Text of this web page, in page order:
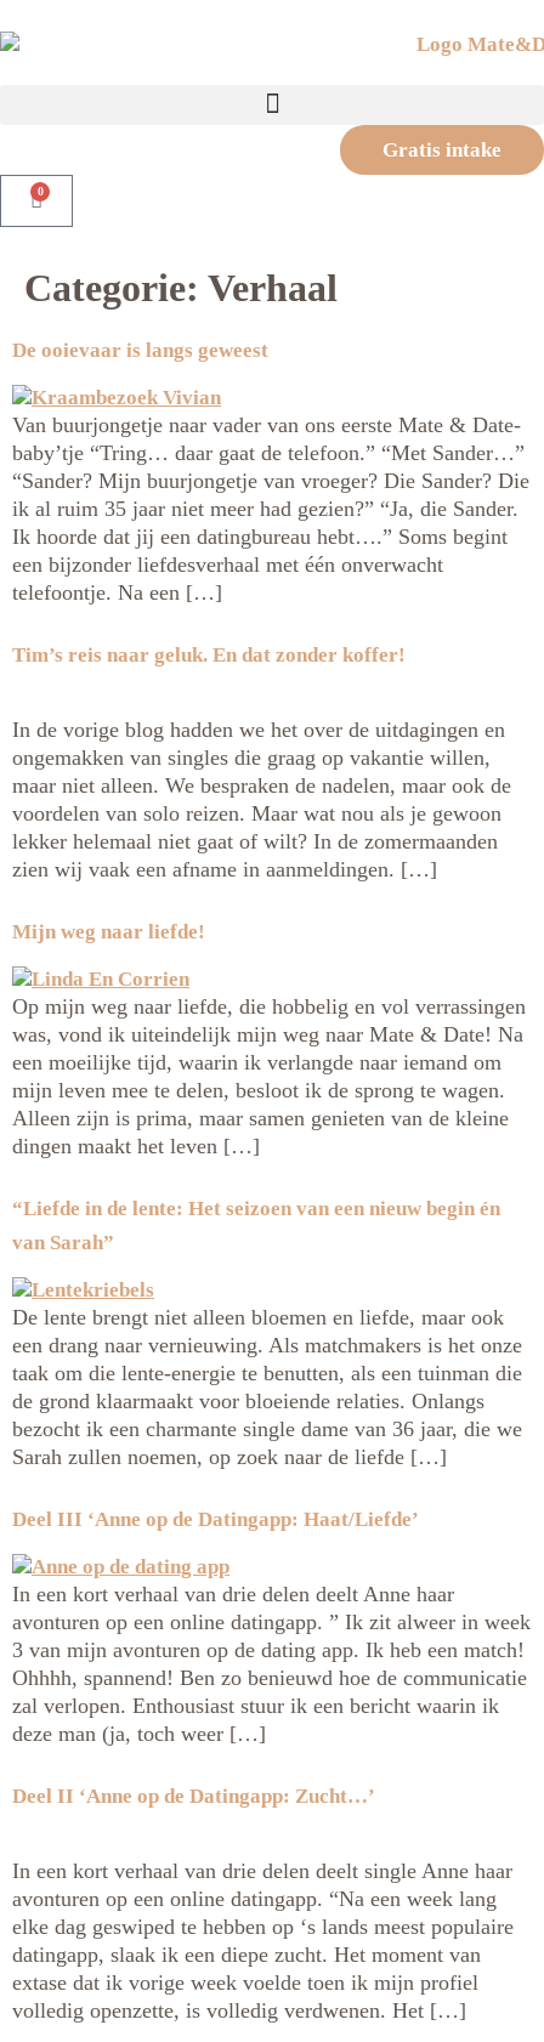
Gratis intake
0
Categorie: Verhaal
De ooievaar is langs geweest
Van buurjongetje naar vader van ons eerste Mate & Date-
baby’tje “Tring… daar gaat de telefoon.” “Met Sander…”
“Sander? Mijn buurjongetje van vroeger? Die Sander? Die
ik al ruim 35 jaar niet meer had gezien?” “Ja, die Sander.
Ik hoorde dat jij een datingbureau hebt….” Soms begint
een bijzonder liefdesverhaal met één onverwacht
telefoontje. Na een […]
Tim’s reis naar geluk. En dat zonder koffer!
In de vorige blog hadden we het over de uitdagingen en
ongemakken van singles die graag op vakantie willen,
maar niet alleen. We bespraken de nadelen, maar ook de
voordelen van solo reizen. Maar wat nou als je gewoon
lekker helemaal niet gaat of wilt? In de zomermaanden
zien wij vaak een afname in aanmeldingen. […]
Mijn weg naar liefde!
Op mijn weg naar liefde, die hobbelig en vol verrassingen
was, vond ik uiteindelijk mijn weg naar Mate & Date! Na
een moeilijke tijd, waarin ik verlangde naar iemand om
mijn leven mee te delen, besloot ik de sprong te wagen.
Alleen zijn is prima, maar samen genieten van de kleine
dingen maakt het leven […]
“Liefde in de lente: Het seizoen van een nieuw begin én
van Sarah”
De lente brengt niet alleen bloemen en liefde, maar ook
een drang naar vernieuwing. Als matchmakers is het onze
taak om die lente-energie te benutten, als een tuinman die
de grond klaarmaakt voor bloeiende relaties. Onlangs
bezocht ik een charmante single dame van 36 jaar, die we
Sarah zullen noemen, op zoek naar de liefde […]
Deel III ‘Anne op de Datingapp: Haat/Liefde’
In een kort verhaal van drie delen deelt Anne haar
avonturen op een online datingapp. ” Ik zit alweer in week
3 van mijn avonturen op de dating app. Ik heb een match!
Ohhhh, spannend! Ben zo benieuwd hoe de communicatie
zal verlopen. Enthousiast stuur ik een bericht waarin ik
deze man (ja, toch weer […]
Deel II ‘Anne op de Datingapp: Zucht…’
In een kort verhaal van drie delen deelt single Anne haar
avonturen op een online datingapp. “Na een week lang
elke dag geswiped te hebben op ‘s lands meest populaire
datingapp, slaak ik een diepe zucht. Het moment van
extase dat ik vorige week voelde toen ik mijn profiel
volledig openzette, is volledig verdwenen. Het […]